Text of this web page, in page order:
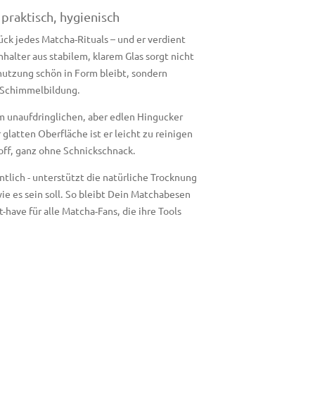
hygienisch
jedes Matcha-Rituals – und er verdient
aus stabilem, klarem Glas sorgt nicht
schön in Form bleibt, sondern
unaufdringlichen, aber edlen Hingucker
glatten Oberfläche ist er leicht zu reinigen
ganz ohne Schnickschnack.
- unterstützt die natürliche Trocknung
es sein soll. So bleibt Dein Matchabesen
für alle Matcha-Fans, die ihre Tools